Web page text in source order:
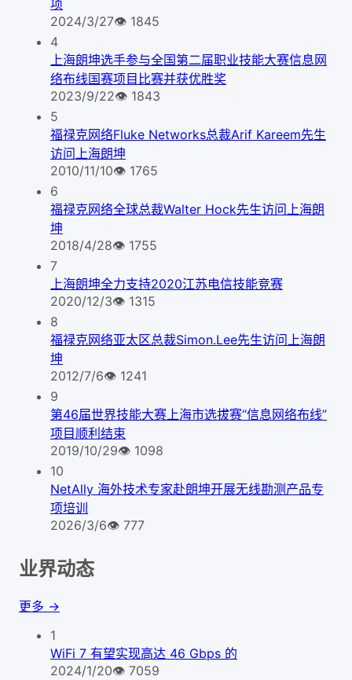
项
2024/3/27👁 1845
4
上海朗坤选手参与全国第二届职业技能大赛信息网
络布线国赛项目比赛并获优胜奖
2023/9/22👁 1843
5
福禄克网络Fluke Networks总裁Arif Kareem先生
访问上海朗坤
2010/11/10👁 1765
6
福禄克网络全球总裁Walter Hock先生访问上海朗
坤
2018/4/28👁 1755
7
上海朗坤全力支持2020江苏电信技能竞赛
2020/12/3👁 1315
8
福禄克网络亚太区总裁Simon.Lee先生访问上海朗
坤
2012/7/6👁 1241
9
第46届世界技能大赛上海市选拔赛“信息网络布线”
项目顺利结束
2019/10/29👁 1098
10
NetAlly 海外技术专家赴朗坤开展无线勘测产品专
项培训
2026/3/6👁 777
业界动态
更多 →
1
WiFi 7 有望实现高达 46 Gbps 的
2024/1/20👁 7059